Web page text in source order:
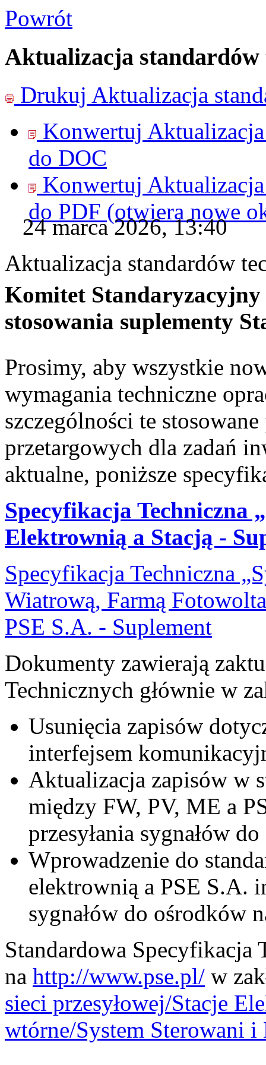
Powrót
Aktualizacja standardów
Drukuj Aktualizacja
Konwertuj
do DOC
Konwertuj
do PDF (otwiera nowe
24 marca 2026, 13:40
Aktualizacja standardów
Komitet Standaryzacyjny
stosowania suplementy
Prosimy, aby wszystkie
wymagania techniczne
szczególności te
przetargowych dla zadań
aktualne, poniższe
Specyfikacja Techniczna
Elektrownią a Stacją -
Specyfikacja Techniczna
Wiatrową, Farmą
PSE S.A. - Suplement
Dokumenty zawierają
Technicznych głównie w
Usunięcia zapisów
interfejsem
Aktualizacja zapisów w
między FW, PV, ME a
przesyłania sygnałów
Wprowadzenie do
elektrownią a PSE S.A.
sygnałów do ośrodków
Standardowa Specyfikacja
na http://www.pse.pl/ w
sieci przesyłowej/Stacje
wtórne/System Sterowani i